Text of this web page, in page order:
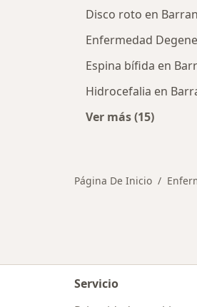
Disco roto en
Enfermedad
Espina bífida en
Hidrocefalia en
Ver más (15)
Página De Inicio
Servicio